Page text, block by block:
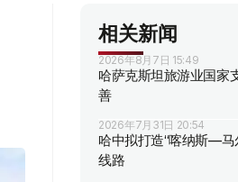
相关新闻
2026年8月7日 15:49
哈萨克斯坦旅游业国家
善
2026年7月31日 20:54
哈中拟打造“喀纳斯—马
线路